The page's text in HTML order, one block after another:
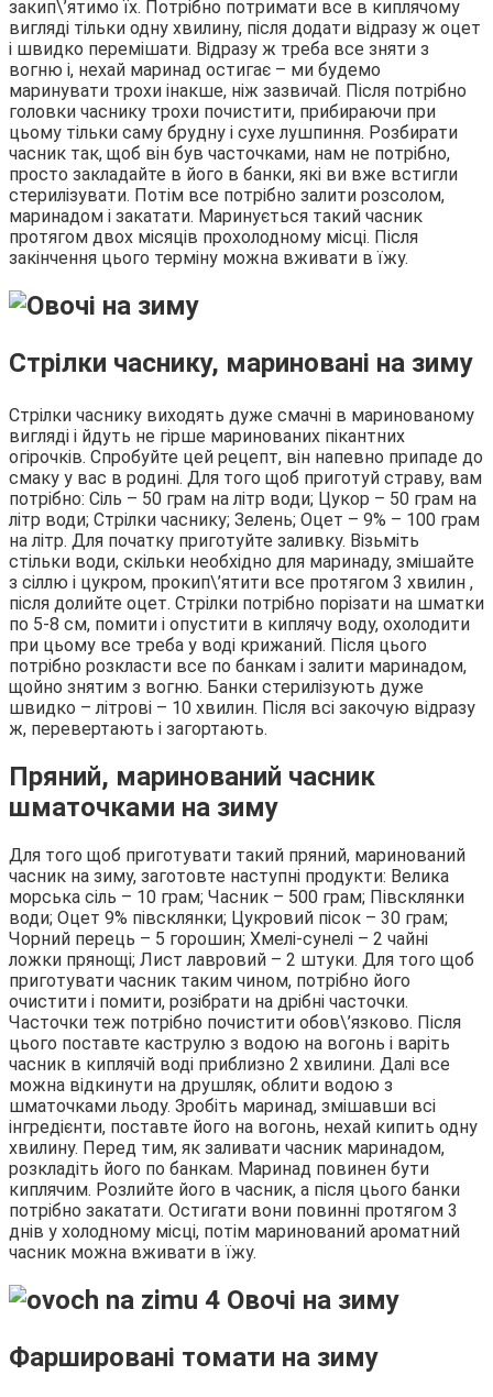
закип\’ятимо їх. Потрібно потримати все в киплячому
вигляді тільки одну хвилину, після додати відразу ж оцет
і швидко перемішати. Відразу ж треба все зняти з
вогню і, нехай маринад остигає – ми будемо
маринувати трохи інакше, ніж зазвичай. Після потрібно
головки часнику трохи почистити, прибираючи при
цьому тільки саму брудну і сухе лушпиння. Розбирати
часник так, щоб він був часточками, нам не потрібно,
просто закладайте в його в банки, які ви вже встигли
стерилізувати. Потім все потрібно залити розсолом,
маринадом і закатати. Маринується такий часник
протягом двох місяців прохолодному місці. Після
закінчення цього терміну можна вживати в їжу.
Стрілки часнику, мариновані на зиму
Стрілки часнику виходять дуже смачні в маринованому
вигляді і йдуть не гірше маринованих пікантних
огірочків. Спробуйте цей рецепт, він напевно припаде до
смаку у вас в родині. Для того щоб приготуй страву, вам
потрібно: Сіль – 50 грам на літр води; Цукор – 50 грам на
літр води; Стрілки часнику; Зелень; Оцет – 9% – 100 грам
на літр. Для початку приготуйте заливку. Візьміть
стільки води, скільки необхідно для маринаду, змішайте
з сіллю і цукром, прокип\’ятити все протягом 3 хвилин ,
після долийте оцет. Стрілки потрібно порізати на шматки
по 5-8 см, помити і опустити в киплячу воду, охолодити
при цьому все треба у воді крижаний. Після цього
потрібно розкласти все по банкам і залити маринадом,
щойно знятим з вогню. Банки стерилізують дуже
швидко – літрові – 10 хвилин. Після всі закочую відразу
ж, перевертають і загортають.
Пряний, маринований часник
шматочками на зиму
Для того щоб приготувати такий пряний, маринований
часник на зиму, заготовте наступні продукти: Велика
морська сіль – 10 грам; Часник – 500 грам; Півсклянки
води; Оцет 9% півсклянки; Цукровий пісок – 30 грам;
Чорний перець – 5 горошин; Хмелі-сунелі – 2 чайні
ложки прянощі; Лист лавровий – 2 штуки. Для того щоб
приготувати часник таким чином, потрібно його
очистити і помити, розібрати на дрібні часточки.
Часточки теж потрібно почистити обов\’язково. Після
цього поставте каструлю з водою на вогонь і варіть
часник в киплячій воді приблизно 2 хвилини. Далі все
можна відкинути на друшляк, облити водою з
шматочками льоду. Зробіть маринад, змішавши всі
інгредієнти, поставте його на вогонь, нехай кипить одну
хвилину. Перед тим, як заливати часник маринадом,
розкладіть його по банкам. Маринад повинен бути
киплячим. Розлийте його в часник, а після цього банки
потрібно закатати. Остигати вони повинні протягом 3
днів у холодному місці, потім маринований ароматний
часник можна вживати в їжу.
Фаршировані томати на зиму